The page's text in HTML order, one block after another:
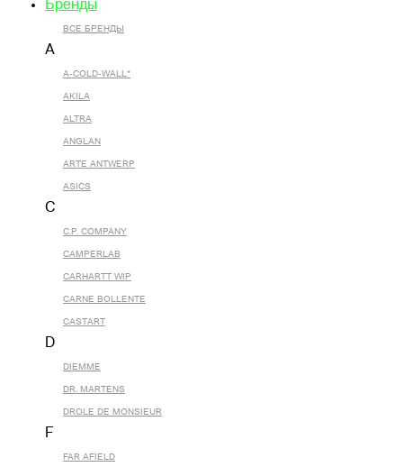
Бренды
ВСЕ БРЕНДЫ
A
A-COLD-WALL*
AKILA
ALTRA
ANGLAN
ARTE ANTWERP
ASICS
C
C.P. COMPANY
CAMPERLAB
CARHARTT WIP
CARNE BOLLENTE
CASTART
D
DIEMME
DR. MARTENS
DROLE DE MONSIEUR
F
FAR AFIELD